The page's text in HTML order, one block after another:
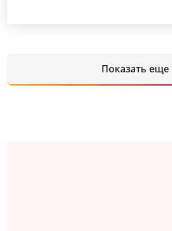
Показать еще